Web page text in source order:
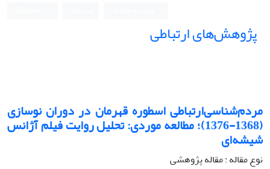
پژوهش‌های ارتباطی
مردم‌شناسی‌ارتباطی اسطوره ‌قهرمان در دوران نوسازی
(1368-1376)؛ مطالعه موردی: تحلیل‌ روایت فیلم آژانس
‌شیشه‌ای
نوع مقاله : مقاله پژوهشی